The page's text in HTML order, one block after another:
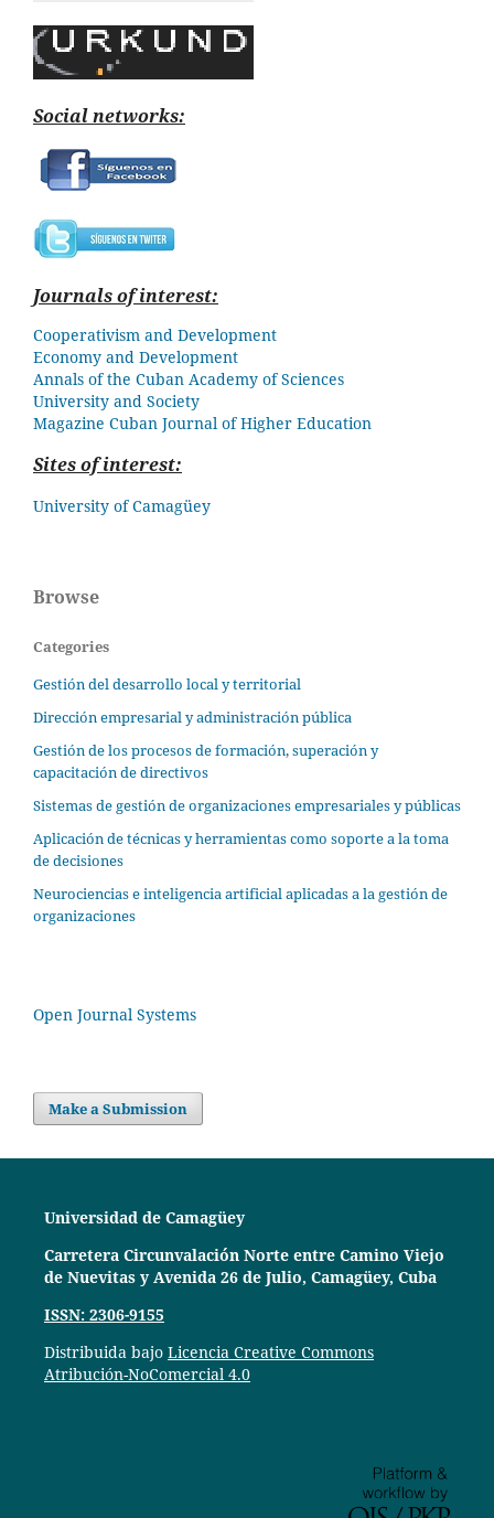
Social networks:
Journals of interest:
Cooperativism and Development
Economy and Development
Annals of the Cuban Academy of Sciences
University and Society
Magazine Cuban Journal of Higher Education
Sites of interest:
University of Camagüey
Browse
Categories
Gestión del desarrollo local y territorial
Dirección empresarial y administración pública
Gestión de los procesos de formación, superación y
capacitación de directivos
Sistemas de gestión de organizaciones empresariales y públicas
Aplicación de técnicas y herramientas como soporte a la toma
de decisiones
Neurociencias e inteligencia artificial aplicadas a la gestión de
organizaciones
Open Journal Systems
Make a Submission
Universidad de Camagüey
Carretera Circunvalación Norte entre Camino Viejo
de Nuevitas y Avenida 26 de Julio, Camagüey, Cuba
ISSN: 2306-9155
Distribuida bajo Licencia Creative Commons
Atribución-NoComercial 4.0